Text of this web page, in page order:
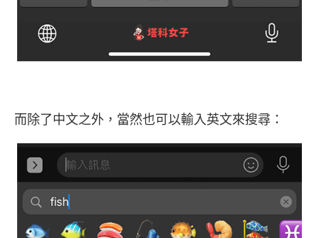
而除了中文之外，當然也可以輸入英文來搜尋：